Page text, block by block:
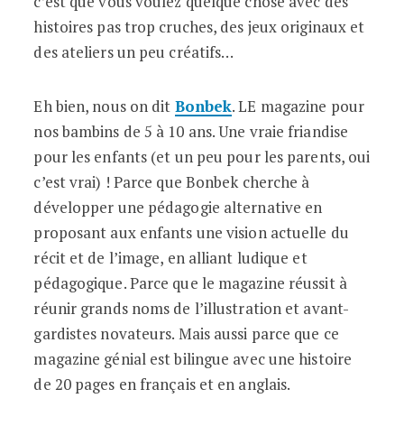
histoires pas trop cruches, des jeux originaux et
des ateliers un peu créatifs…
Eh bien, nous on dit Bonbek. LE magazine pour
nos bambins de 5 à 10 ans. Une vraie friandise
pour les enfants (et un peu pour les parents, oui
c’est vrai) ! Parce que Bonbek cherche à
développer une pédagogie alternative en
proposant aux enfants une vision actuelle du
récit et de l’image, en alliant ludique et
pédagogique. Parce que le magazine réussit à
réunir grands noms de l’illustration et avant-
gardistes novateurs. Mais aussi parce que ce
magazine génial est bilingue avec une histoire
de 20 pages en français et en anglais.